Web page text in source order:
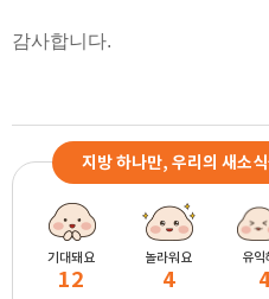
감사합니다.
지방 하나만, 우리의 새소
기대돼요
12
놀라워요
4
유익